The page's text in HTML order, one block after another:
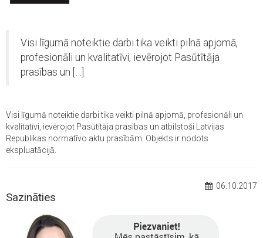
Visi līgumā noteiktie darbi tika veikti pilnā apjomā,
profesionāli un kvalitatīvi, ievērojot Pasūtītāja
prasības un […]
Visi līgumā noteiktie darbi tika veikti pilnā apjomā, profesionāli un
kvalitatīvi, ievērojot Pasūtītāja prasības un atbilstoši Latvijas
Republikas normatīvo aktu prasībām. Objekts ir nodots
ekspluatācijā.
06.10.2017
Sazināties